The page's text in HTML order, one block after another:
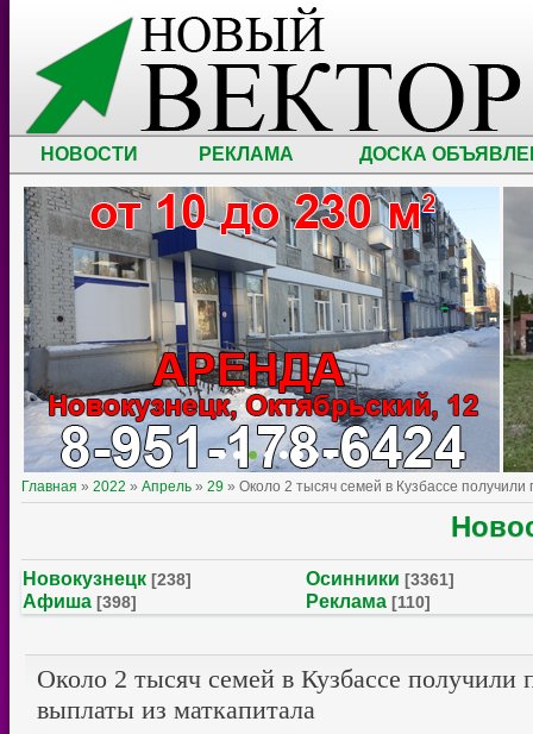
НОВОСТИ РЕКЛАМА ДОСКА
Главная » 2022 » Апрель » 29 » Около 2 тысяч семей в Кузбассе
Новокузнецк [238] Осинники [3361]
Афиша [398] Реклама [110]
Около 2 тысяч семей в Кузбассе
выплаты из маткапитала